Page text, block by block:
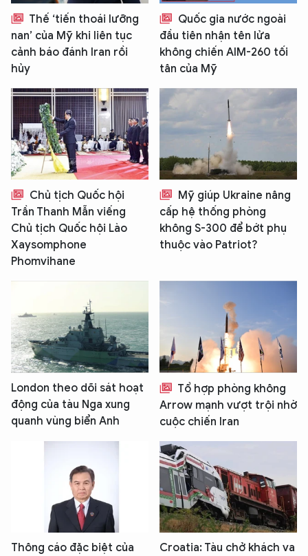
Thế ‘tiến thoái lưỡng
nan’ của Mỹ khi liên tục
cảnh báo đánh Iran rồi
hủy
Quốc gia nước ngoài
đầu tiên nhận tên lửa
không chiến AIM-260 tối
tân của Mỹ
Chủ tịch Quốc hội
Trần Thanh Mẫn viếng
Chủ tịch Quốc hội Lào
Xaysomphone
Phomvihane
Mỹ giúp Ukraine nâng
cấp hệ thống phòng
không S-300 để bớt phụ
thuộc vào Patriot?
London theo dõi sát hoạt
động của tàu Nga xung
quanh vùng biển Anh
Tổ hợp phòng không
Arrow mạnh vượt trội nhờ
cuộc chiến Iran
Thông cáo đặc biệt của
Croatia: Tàu chở khách va